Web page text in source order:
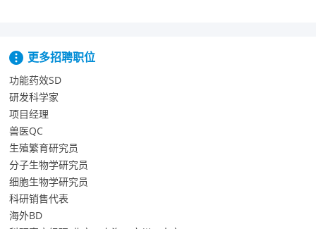
更多招聘职位
功能药效SD
研发科学家
项目经理
兽医QC
生殖繁育研究员
分子生物学研究员
细胞生物学研究员
科研销售代表
海外BD